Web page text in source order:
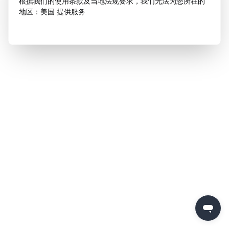
地区：美国 提供服务